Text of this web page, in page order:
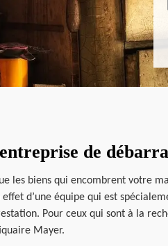
de
les biens qui encombrent votre
d’une équipe qui est
Pour ceux qui sont à la
Mayer.